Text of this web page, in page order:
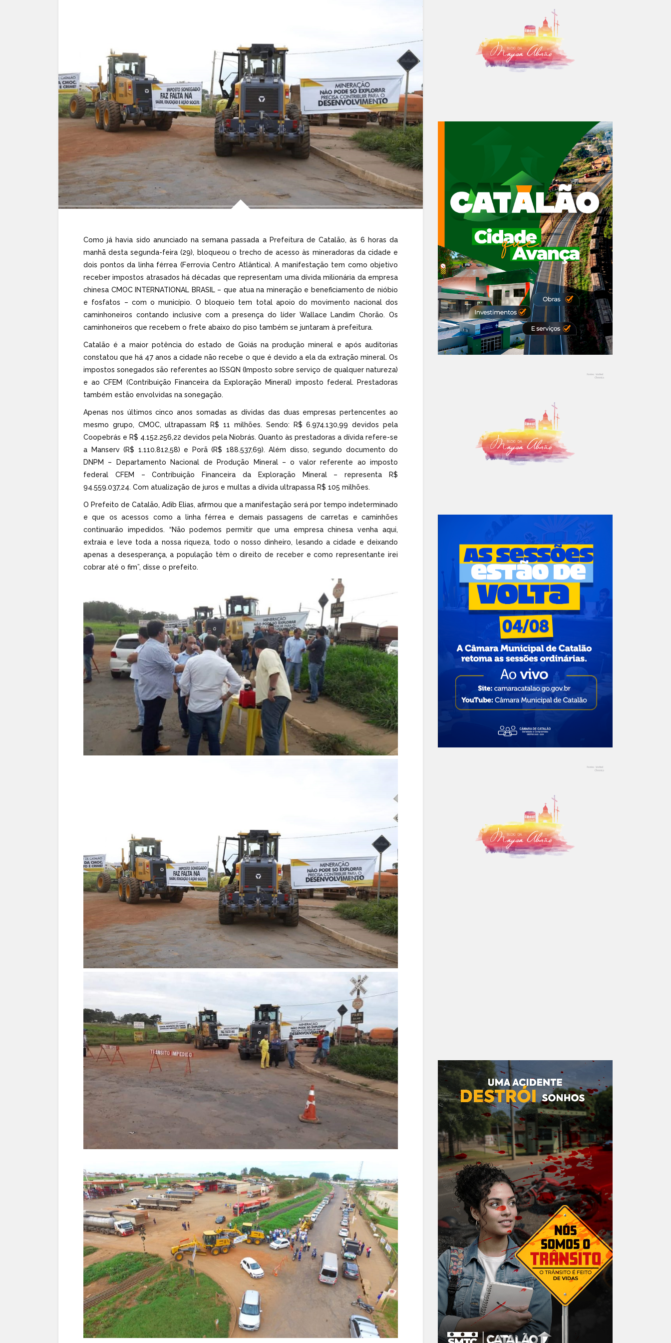
Como já havia sido anunciado na semana passada a Prefeitura de Catalão, às 6 horas da
manhã desta segunda-feira (29), bloqueou o trecho de acesso às mineradoras da cidade e
dois pontos da linha férrea (Ferrovia Centro Atlântica). A manifestação tem como objetivo
receber impostos atrasados há décadas que representam uma dívida milionária da empresa
chinesa CMOC INTERNATIONAL BRASIL – que atua na mineração e beneficiamento de nióbio
e fosfatos – com o município. O bloqueio tem total apoio do movimento nacional dos
caminhoneiros contando inclusive com a presença do líder Wallace Landim Chorão. Os
caminhoneiros que recebem o frete abaixo do piso também se juntaram à prefeitura.
Catalão é a maior potência do estado de Goiás na produção mineral e após auditorias
constatou que há 47 anos a cidade não recebe o que é devido a ela da extração mineral. Os
impostos sonegados são referentes ao ISSQN (Imposto sobre serviço de qualquer natureza)
e ao CFEM (Contribuição Financeira da Exploração Mineral) imposto federal. Prestadoras
também estão envolvidas na sonegação.
Apenas nos últimos cinco anos somadas as dívidas das duas empresas pertencentes ao
mesmo grupo, CMOC, ultrapassam R$ 11 milhões. Sendo: R$ 6.974.130,99 devidos pela
Coopebrás e R$ 4.152.256,22 devidos pela Niobrás. Quanto às prestadoras a dívida refere-se
a Manserv (R$ 1.110.812,58) e Porã (R$ 188.537,69). Além disso, segundo documento do
DNPM – Departamento Nacional de Produção Mineral – o valor referente ao imposto
federal CFEM – Contribuição Financeira da Exploração Mineral – representa R$
94.559.037,24. Com atualização de juros e multas a dívida ultrapassa R$ 105 milhões.
O Prefeito de Catalão, Adib Elias, afirmou que a manifestação será por tempo indeterminado
e que os acessos como a linha férrea e demais passagens de carretas e caminhões
continuarão impedidos. “Não podemos permitir que uma empresa chinesa venha aqui,
extraia e leve toda a nossa riqueza, todo o nosso dinheiro, lesando a cidade e deixando
apenas a desesperança, a população têm o direito de receber e como representante irei
cobrar até o fim”, disse o prefeito.